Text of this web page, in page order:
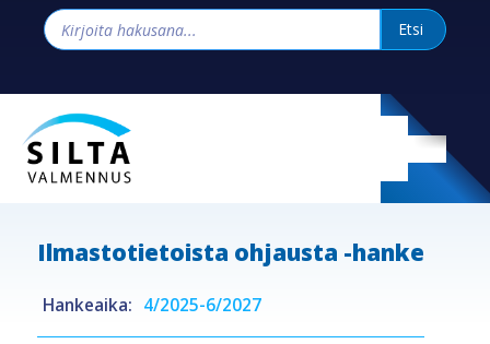
Ilmastotietoista ohjausta -hanke
Hankeaika: 4/2025-6/2027